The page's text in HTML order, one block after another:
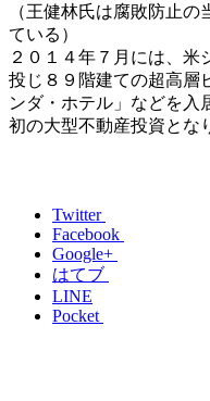
（王健林氏は腐敗防止
ている）
２０１４年７月には、米
投じ８９階建ての超高層
ンダ・ホテル」などを入
初の大型不動産投資とな
Twitter
Facebook
Google+
はてブ
LINE
Pocket